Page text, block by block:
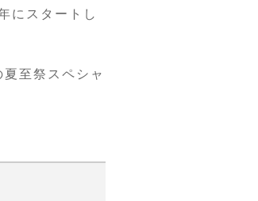
にスタートし
至祭スペシャ